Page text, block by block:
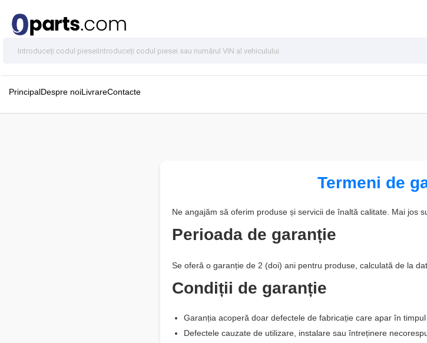
PrincipalDespre noiLivrareContacte
Termeni de
Ne angajăm să oferim produse și servicii de înaltă calitate. Mai jos
Perioada de garanție
Se oferă o garanție de 2 (doi) ani pentru produse, calculată de la
Condiții de garanție
Garanția acoperă doar defectele de fabricație care apar în
Defectele cauzate de utilizare, instalare sau întreținere